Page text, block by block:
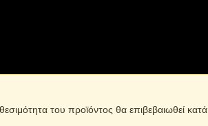
Ρυθμιζόμενος αναπτήρας: ρύθμιση
του προϊόντος θα επιβεβαιωθεί κατά